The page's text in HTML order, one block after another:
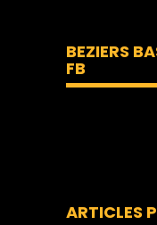
BEZIERS
FB
ARTICLES